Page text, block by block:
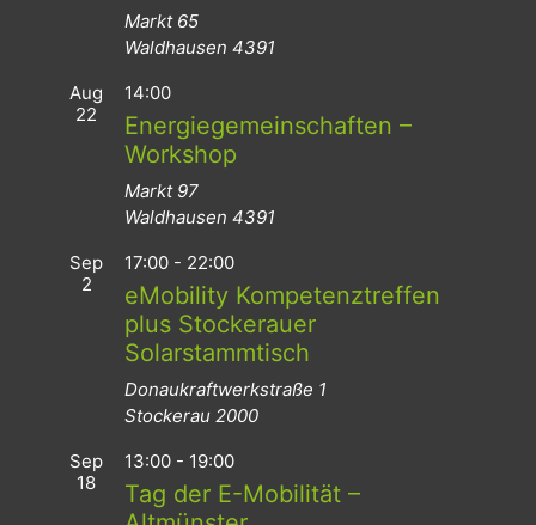
Markt 65
Waldhausen 4391
Aug
22
14:00
Energiegemeinschaften –
Workshop
Markt 97
Waldhausen 4391
Sep
2
17:00 - 22:00
eMobility Kompetenztreffen
plus Stockerauer
Solarstammtisch
Donaukraftwerkstraße 1
Stockerau 2000
Sep
18
13:00 - 19:00
Tag der E-Mobilität –